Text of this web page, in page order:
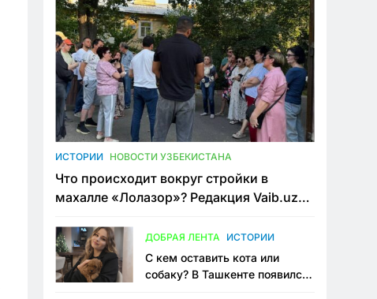
ИСТОРИИ НОВОСТИ УЗБЕКИСТАНА
Что происходит вокруг стройки в
махалле «Лолазор»? Редакция Vaib.uz
конфликта
ДОБРАЯ ЛЕНТА ИСТОРИИ
С кем оставить кота или
собаку? В Ташкенте появился